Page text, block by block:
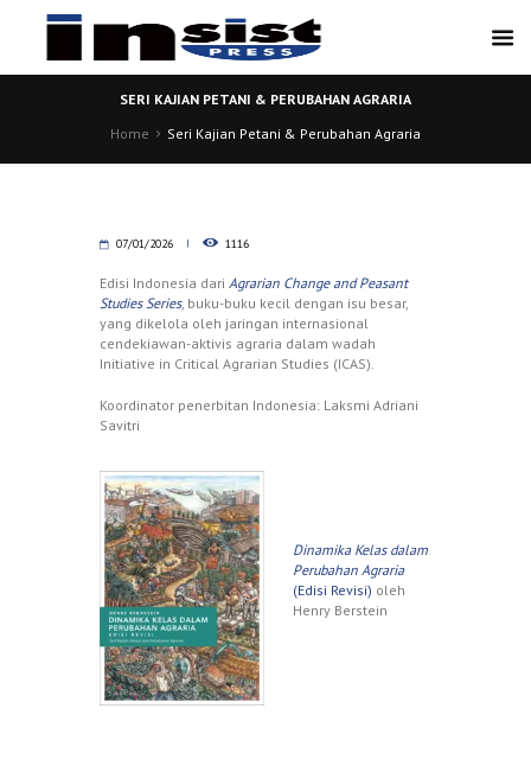
SERI KAJIAN PETANI & PERUBAHAN AGRARIA
Home
Seri Kajian Petani & Perubahan Agraria
07/01/2026 1116
Edisi Indonesia dari Agrarian Change and Peasant
Studies Series, buku-buku kecil dengan isu besar,
yang dikelola oleh jaringan internasional
cendekiawan-aktivis agraria dalam wadah
Initiative in Critical Agrarian Studies (ICAS).
Koordinator penerbitan Indonesia: Laksmi Adriani
Savitri
Dinamika Kelas dalam
Perubahan Agraria
(Edisi Revisi) oleh
Henry Berstein